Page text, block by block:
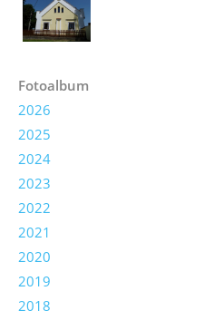
Fotoalbum
2026
2025
2024
2023
2022
2021
2020
2019
2018